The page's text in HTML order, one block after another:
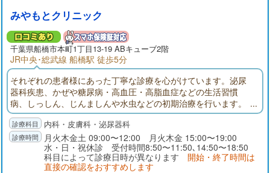
みやもとクリニック
千葉県船橋市本町1丁目13-19 ABキューブ2階
JR中央･総武線 船橋駅 徒歩5分
それぞれの患者様にあった丁寧な診療を心がけています。泌尿
器科疾患、かぜや糖尿病・高血圧・高脂血症などの生活習慣
病、しっしん、じんましんや水虫などの初期治療を行います。
採血、エコー（腹部エコー・頸動脈エコー）は当院にて検査い
たします。CT、MRIは提携医療機関で撮影し、当日に診察でき
ます。なるべく不必要な薬は処方しない。患者様の状態に一番
合った薬を考えていきます。
内科・皮膚科・泌尿器科
月火木金土 09:00〜12:00 月火木金 15:00〜19:00
水・日・祝休診 受付時間8:50〜11:50､14:50〜18:50
科目によって診療日時が異なります 開始・終了時間は
直接の確認をおすすめします